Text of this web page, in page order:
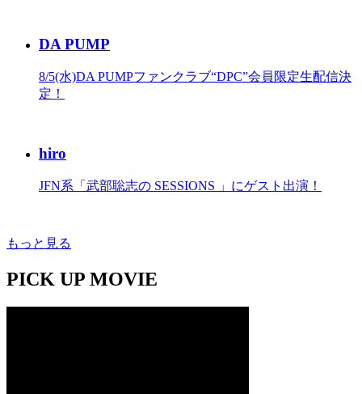
DA PUMP
8/5(水)DA PUMPファンクラブ“DPC”会員限定生配信決
定！
hiro
JFN系「武部聡志の SESSIONS 」にゲスト出演！
もっと見る
PICK UP MOVIE